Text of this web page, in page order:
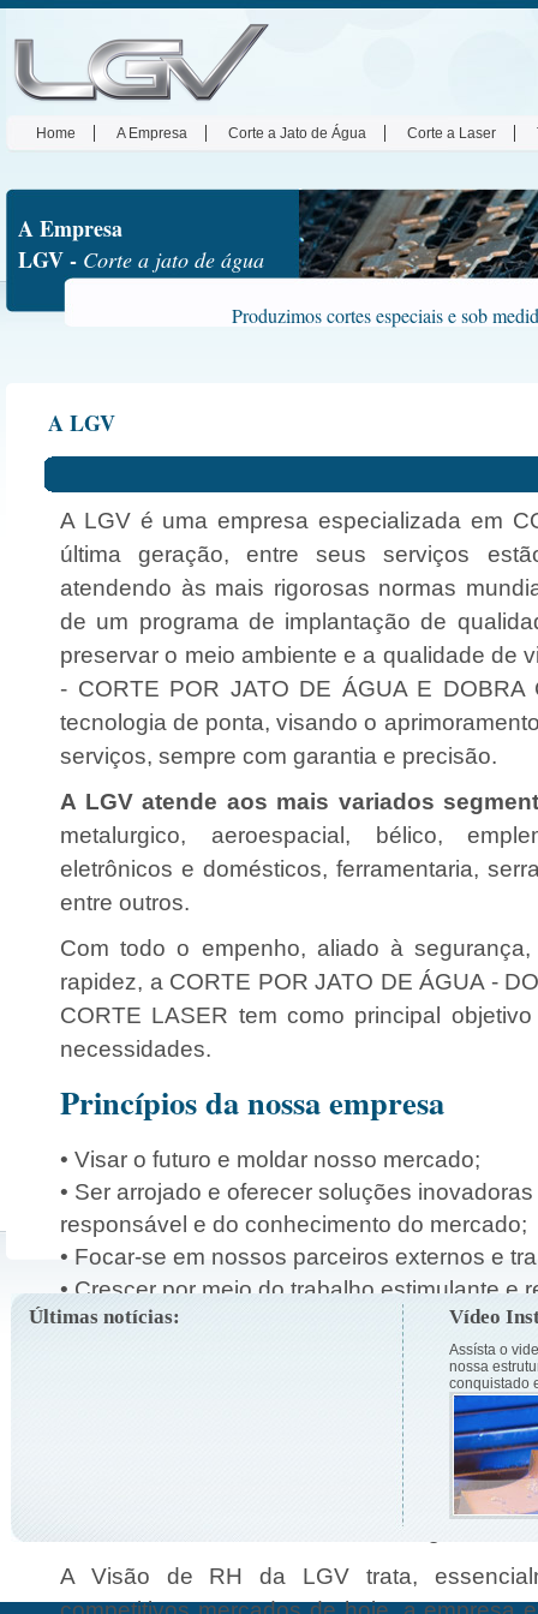
Home A Empresa Corte a Jato de Água Corte a Laser
A Empresa
LGV - Corte a jato de água
Produzimos cortes especiais e sob
A LGV
A LGV é uma empresa especializada em
última geração, entre seus serviços
atendendo às mais rigorosas normas
de um programa de implantação de
preservar o meio ambiente e a qualidade de
- CORTE POR JATO DE ÁGUA E
tecnologia de ponta, visando o
serviços, sempre com garantia e precisão.
A LGV atende aos mais variados
metalurgico, aeroespacial, bélico,
eletrônicos e domésticos, ferramentaria,
entre outros.
Com todo o empenho, aliado à
rapidez, a CORTE POR JATO DE ÁGUA -
CORTE LASER tem como principal
necessidades.
Princípios da nossa empresa
• Visar o futuro e moldar nosso mercado;
• Ser arrojado e oferecer soluções
responsável e do conhecimento do mercado;
• Focar-se em nossos parceiros externos e
• Crescer por meio do trabalho estimulante e
• Buscar a excelência no desempenho e no
A LGV aposta em uma política de
baseada no gerenciamento de
desenvolvimento de carreira e diálogo.
A Visão de RH da LGV trata,
Últimas notícias: Vídeo
Assísta o
nossa
conquistado